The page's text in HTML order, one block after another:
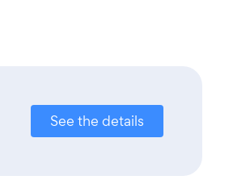
See the details